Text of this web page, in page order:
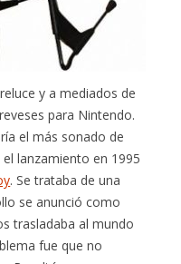
y a mediados de
para Nintendo.
el más sonado de
lanzamiento en 1995
. Se trataba de una
se anunció como
trasladaba al mundo
fue que no